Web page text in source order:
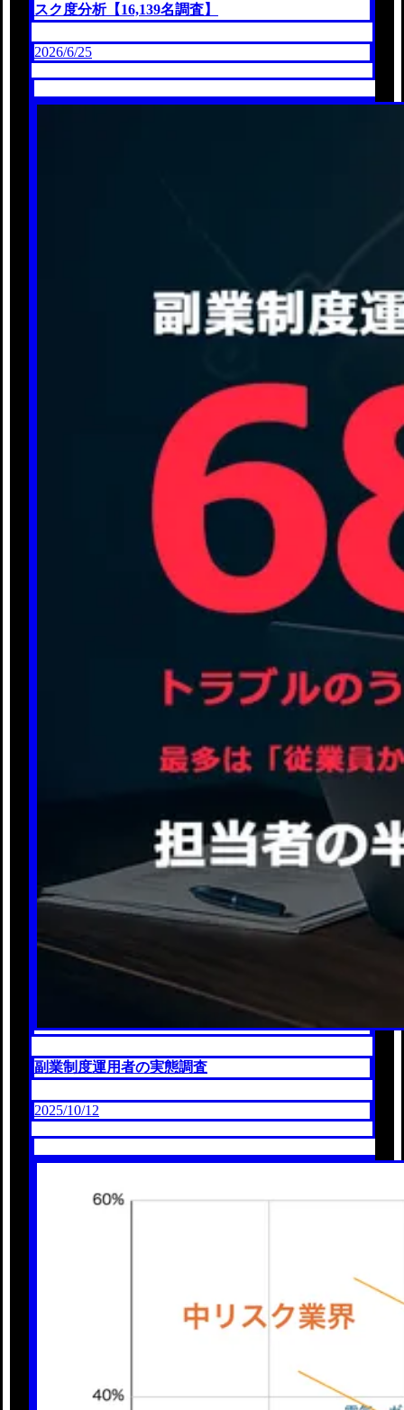
スク度分析【16,139名調査】
2026/6/25
副業制度運用者の実態調査
2025/10/12